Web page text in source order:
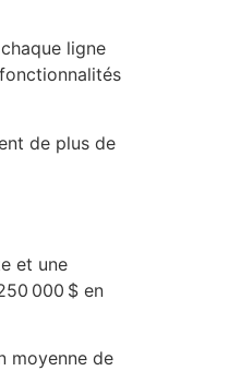
ligne
de plus de
et une
000 $ en
moyenne de